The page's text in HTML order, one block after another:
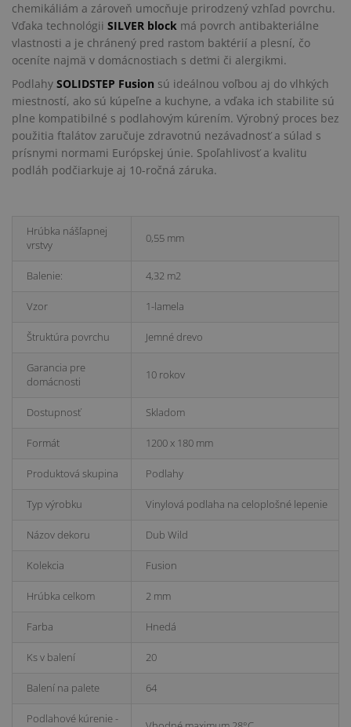
chemikáliám a zároveň umocňuje prirodzený vzhľad povrchu.
Vďaka technológii SILVER block má povrch antibakteriálne
vlastnosti a je chránený pred rastom baktérií a plesní, čo
oceníte najmä v domácnostiach s deťmi či alergikmi.
Podlahy SOLIDSTEP Fusion sú ideálnou voľbou aj do vlhkých
miestností, ako sú kúpeľne a kuchyne, a vďaka ich stabilite sú
plne kompatibilné s podlahovým kúrením. Výrobný proces bez
použitia ftalátov zaručuje zdravotnú nezávadnosť a súlad s
prísnymi normami Európskej únie. Spoľahlivosť a kvalitu
podláh podčiarkuje aj 10-ročná záruka.
Hrúbka nášľapnej
vrstvy
0,55 mm
Balenie: 4,32 m2
Vzor 1-lamela
Štruktúra povrchu Jemné drevo
Garancia pre
domácnosti
10 rokov
Dostupnosť Skladom
Formát 1200 x 180 mm
Produktová skupina Podlahy
Typ výrobku Vinylová podlaha na celoplošné lepenie
Názov dekoru Dub Wild
Kolekcia Fusion
Hrúbka celkom 2 mm
Farba Hnedá
Ks v balení 20
Balení na palete 64
Podlahové kúrenie -